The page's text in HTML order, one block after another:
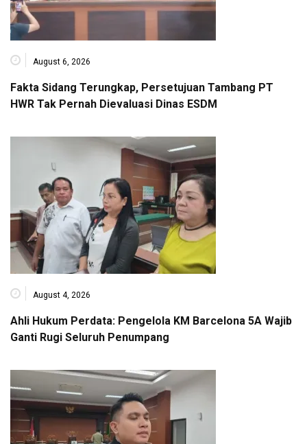
August 6, 2026
Fakta Sidang Terungkap, Persetujuan Tambang PT
HWR Tak Pernah Dievaluasi Dinas ESDM
August 4, 2026
Ahli Hukum Perdata: Pengelola KM Barcelona 5A Wajib
Ganti Rugi Seluruh Penumpang